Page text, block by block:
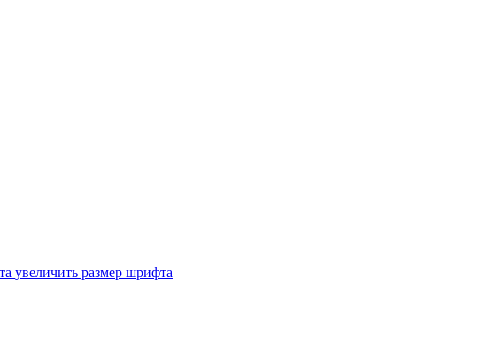
увеличить размер шрифта